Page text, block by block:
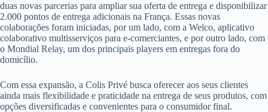
duas novas parcerias para ampliar sua oferta de entrega e disponibilizar
2.000 pontos de entrega adicionais na França. Essas novas
colaborações foram iniciadas, por um lado, com a Welco, aplicativo
colaborativo multisserviços para e-comerciantes, e por outro lado, com
o Mondial Relay, um dos principais players em entregas fora do
domicílio.
Com essa expansão, a Colis Privé busca oferecer aos seus clientes
ainda mais flexibilidade e praticidade na entrega de seus produtos, com
opções diversificadas e convenientes para o consumidor final.